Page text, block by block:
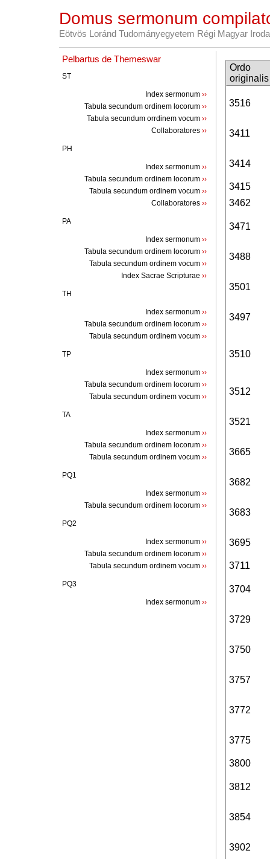
Domus sermonum
Eötvös Loránd Tudományegyetem Régi Magyar
Pelbartus de Themeswar
ST
Index sermonum ››
Tabula secundum ordinem locorum ››
Tabula secundum orrdinem vocum ››
Collaboratores ››
PH
Index sermonum ››
Tabula secundum ordinem locorum ››
Tabula secundum ordinem vocum ››
Collaboratores ››
PA
Index sermonum ››
Tabula secundum ordinem locorum ››
Tabula secundum ordinem vocum ››
Index Sacrae Scripturae ››
TH
Index sermonum ››
Tabula secundum ordinem locorum ››
Tabula secundum ordinem vocum ››
TP
Index sermonum ››
Tabula secundum ordinem locorum ››
Tabula secundum ordinem vocum ››
TA
Index sermonum ››
Tabula secundum ordinem locorum ››
Tabula secundum ordinem vocum ››
PQ1
Index sermonum ››
Tabula secundum ordinem locorum ››
PQ2
Index sermonum ››
Tabula secundum ordinem locorum ››
Tabula secundum ordinem vocum ››
PQ3
Index sermonum ››
Ordo
originalis
3516
3411
3414
3415
3462
3471
3488
3501
3497
3510
3512
3521
3665
3682
3683
3695
3711
3704
3729
3750
3757
3772
3775
3800
3812
3854
3902